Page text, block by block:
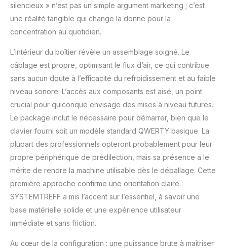
domicile - que ce soit au
bureau à domicile ou à
équipés pour travailler
efficacement et en
douceur. Vos données
sont gérées sur un
disque dur M.2 NVMe
rapide de 1000 Go, sur
tous les pilotes
nécessaires sont déjà
préinstallés. LibreOffice
facilite le travail à
domicile en offrant une
facilité d'utilisation
maximale. La carte mère
se caractérise par un
PS2, l'USB 3.2, l'USB 2.0
silencieux » n’est pas un simple argument marketing ; c’est
une réalité tangible qui change la donne pour la
concentration au quotidien.
L’intérieur du boîtier révèle un assemblage soigné. Le
câblage est propre, optimisant le flux d’air, ce qui contribue
sans aucun doute à l’efficacité du refroidissement et au faible
niveau sonore. L’accès aux composants est aisé, un point
crucial pour quiconque envisage des mises à niveau futures.
Le package inclut le nécessaire pour démarrer, bien que le
clavier fourni soit un modèle standard QWERTY basique. La
plupart des professionnels opteront probablement pour leur
propre périphérique de prédilection, mais sa présence a le
mérite de rendre la machine utilisable dès le déballage. Cette
première approche confirme une orientation claire :
SYSTEMTREFF a mis l’accent sur l’essentiel, à savoir une
base matérielle solide et une expérience utilisateur
immédiate et sans friction.
Au cœur de la configuration : une puissance brute à maîtriser